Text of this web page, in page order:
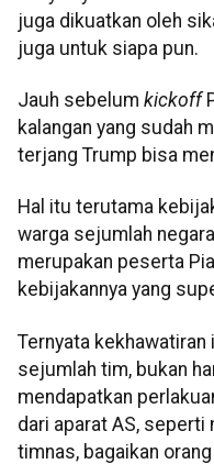
juga dikuatkan oleh
juga untuk siapa pun.
Jauh sebelum kickoff
kalangan yang sudah
terjang Trump bisa
Hal itu terutama
warga sejumlah
merupakan peserta
kebijakannya yang
Ternyata
sejumlah tim, bukan
mendapatkan
dari aparat AS,
timnas, bagaikan